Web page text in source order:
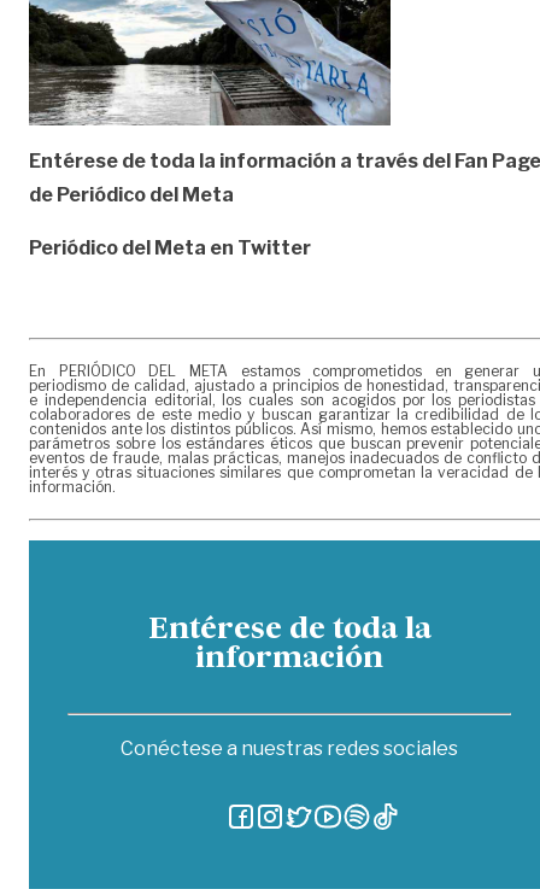
Entérese de toda la información a través del Fan Page
de Periódico del Meta
Periódico del Meta en Twitter
En PERIÓDICO DEL META estamos comprometidos en generar
periodismo de calidad, ajustado a principios de honestidad,
e independencia editorial, los cuales son acogidos por los periodistas
colaboradores de este medio y buscan garantizar la credibilidad de
contenidos ante los distintos públicos. Así mismo, hemos establecido
parámetros sobre los estándares éticos que buscan prevenir
eventos de fraude, malas prácticas, manejos inadecuados de conflicto
interés y otras situaciones similares que comprometan la veracidad de
información.
Entérese de toda la
información
Conéctese a nuestras redes sociales